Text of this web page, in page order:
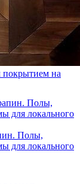
Полы,
для локального